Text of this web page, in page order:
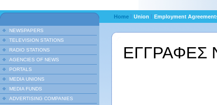
NEWSPAPERS
TELEVISION STATIONS
RADIO STATIONS
AGENCIES OF NEWS
PORTALS
MEDIA UNIONS
MEDIA FUNDS
ADVERTISING COMPANIES
Home Union Employment